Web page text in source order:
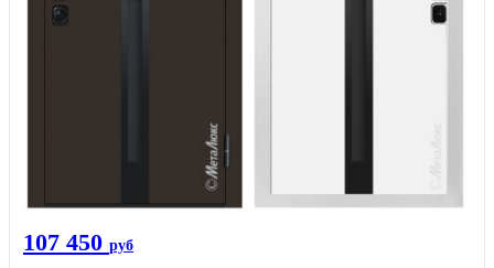
107 450 руб